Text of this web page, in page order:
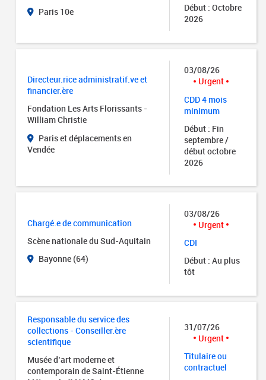
Paris 10e
Début : Octobre
2026
Directeur.rice administratif.ve et
financier.ère
Fondation Les Arts Florissants -
William Christie
Paris et déplacements en
Vendée
03/08/26
Urgent
CDD 4 mois
minimum
Début : Fin
septembre /
début octobre
2026
Chargé.e de communication
Scène nationale du Sud-Aquitain
Bayonne (64)
03/08/26
Urgent
CDI
Début : Au plus
tôt
Responsable du service des
collections - Conseiller.ère
scientifique
Musée d’art moderne et
contemporain de Saint-Étienne
31/07/26
Urgent
Titulaire ou
contractuel